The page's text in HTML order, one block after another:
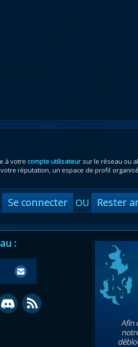
à votre compte utilisateursur le réseau ou
réputation, un espace de profil
Se connecter OU Rester
: